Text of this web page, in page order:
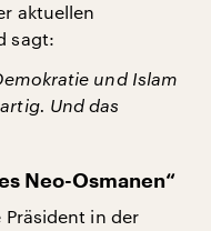
aktuellen
sagt:
und Islam
Und das
Neo-Osmanen“
in der